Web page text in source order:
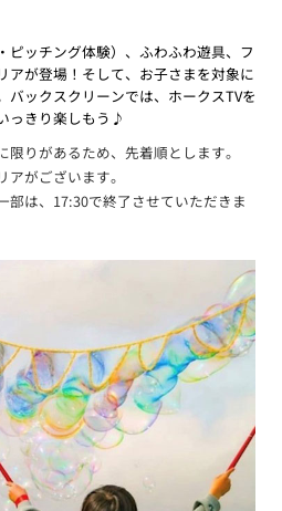
ピッチング体験）、ふわふわ遊具、フ
アが登場！そして、お子さまを対象に
バックスクリーンでは、ホークスTVを
っきり楽しもう♪
りがあるため、先着順とします。
がございます。
は、17:30で終了させていただきま